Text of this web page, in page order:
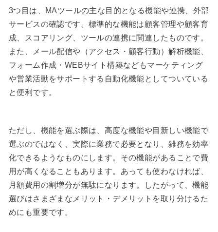
3つ目は、MAツールの主な目的となる機能や連携、外部
サービスの確認です。標準的な機能は顧客管理や顧客育
成、スコアリング、ツールの連携に関連したものです。
また、メール配信や（アクセス・顧客行動）解析機能、
フォーム作成・WEBサイト構築などもマーケティング
や営業活動をサポートする自動化機能としてついている
と便利です。
ただし、機能を選ぶ際は、高度な機能や目新しい機能で
選ぶのではなく、実際に業務で必要となり、雑務を効率
化できるようなものにします。その機能があることで費
用が高くなることもあります。あっても使わなければ、
月額費用の割増分が無駄になります。したがって、機能
選びはさまざまなメリット・デメリットを取り分けるた
めにも重要です。